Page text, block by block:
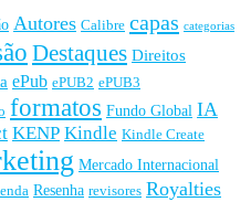
Autores Calibre capas categorias
Destaques Direitos
ePub ePUB2 ePUB3
formatos Fundo Global IA
KENP Kindle Kindle Create
Mercado Internacional
Resenha revisores Royalties